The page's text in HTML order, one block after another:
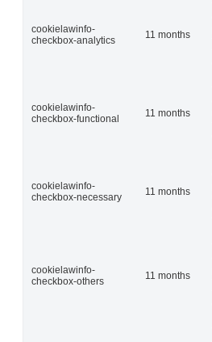
cookielawinfo-
checkbox-analytics
11 months
cookielawinfo-
checkbox-functional
11 months
cookielawinfo-
checkbox-necessary
11 months
cookielawinfo-
checkbox-others
11 months